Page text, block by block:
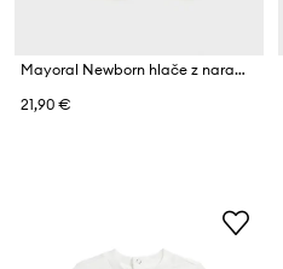
Mayoral Newborn hlače z naramnicami (z nogicami) za dojenčke z bombažem
21,90 €